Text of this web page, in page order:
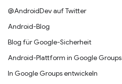
@AndroidDev auf Twitter
Android-Blog
Blog für Google-Sicherheit
Android-Plattform in Google Groups
In Google Groups entwickeln